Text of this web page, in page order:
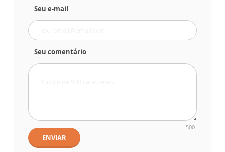
Seu e-mail
Seu comentário
500
ENVIAR